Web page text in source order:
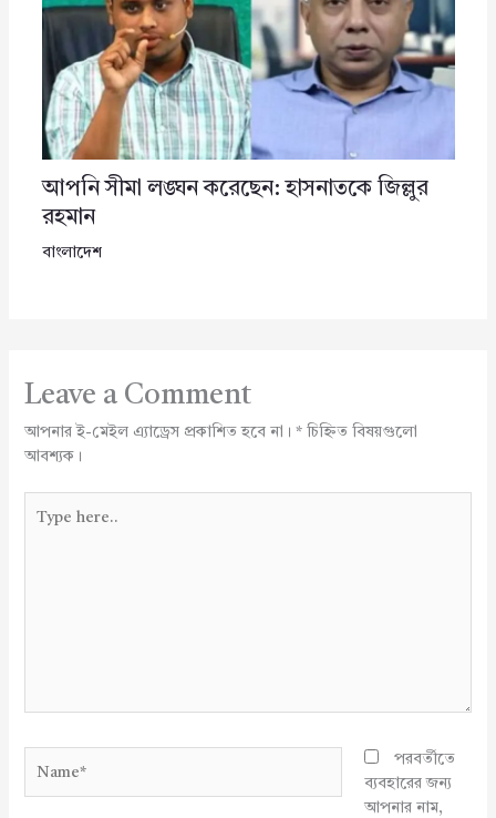
আপনি সীমা লঙ্ঘন করেছেন: হাসনাতকে জিল্লুর
রহমান
বাংলাদেশ
Leave a Comment
আপনার ই-মেইল এ্যাড্রেস প্রকাশিত হবে না। *চিহ্নিত বিষয়গুলো
আবশ্যক।
here..
পরবর্তীতে
ব্যবহারের জন্য
আপনার নাম,